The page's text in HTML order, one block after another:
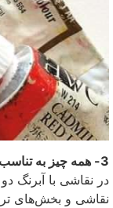
3- همه چیز به تناسب خشک و‌تر بستگی دارد
در نقاشی با آبرنگ
نقاشی و بخش‌های